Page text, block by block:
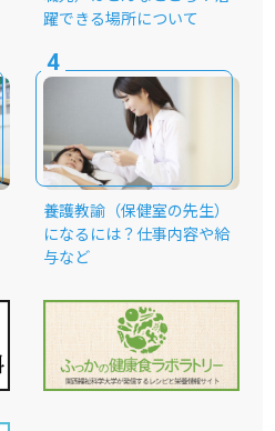
躍できる場所について
養護教諭（保健室の先生）
になるには？仕事内容や給
与など